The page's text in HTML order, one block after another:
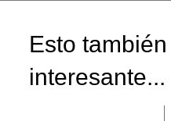
Esto
interesante...